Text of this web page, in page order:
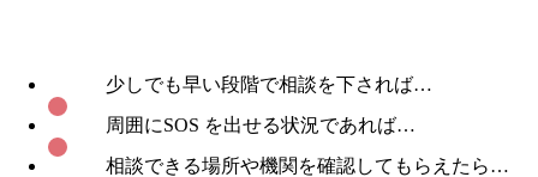
少しでも早い段階で相談を下されば…
周囲にSOS を出せる状況であれば…
相談できる場所や機関を確認してもらえたら…